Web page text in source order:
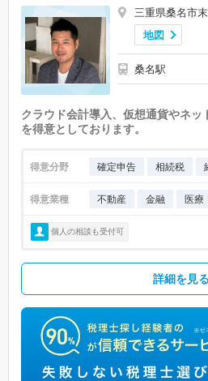
三重県桑名市
地図
桑名駅
クラウド会計導入、仮想通貨やネ
を得意としております。
得意分野 確定申告 相続税
得意業種 不動産 金融 医療
個人の相談も受付可
詳細を見る